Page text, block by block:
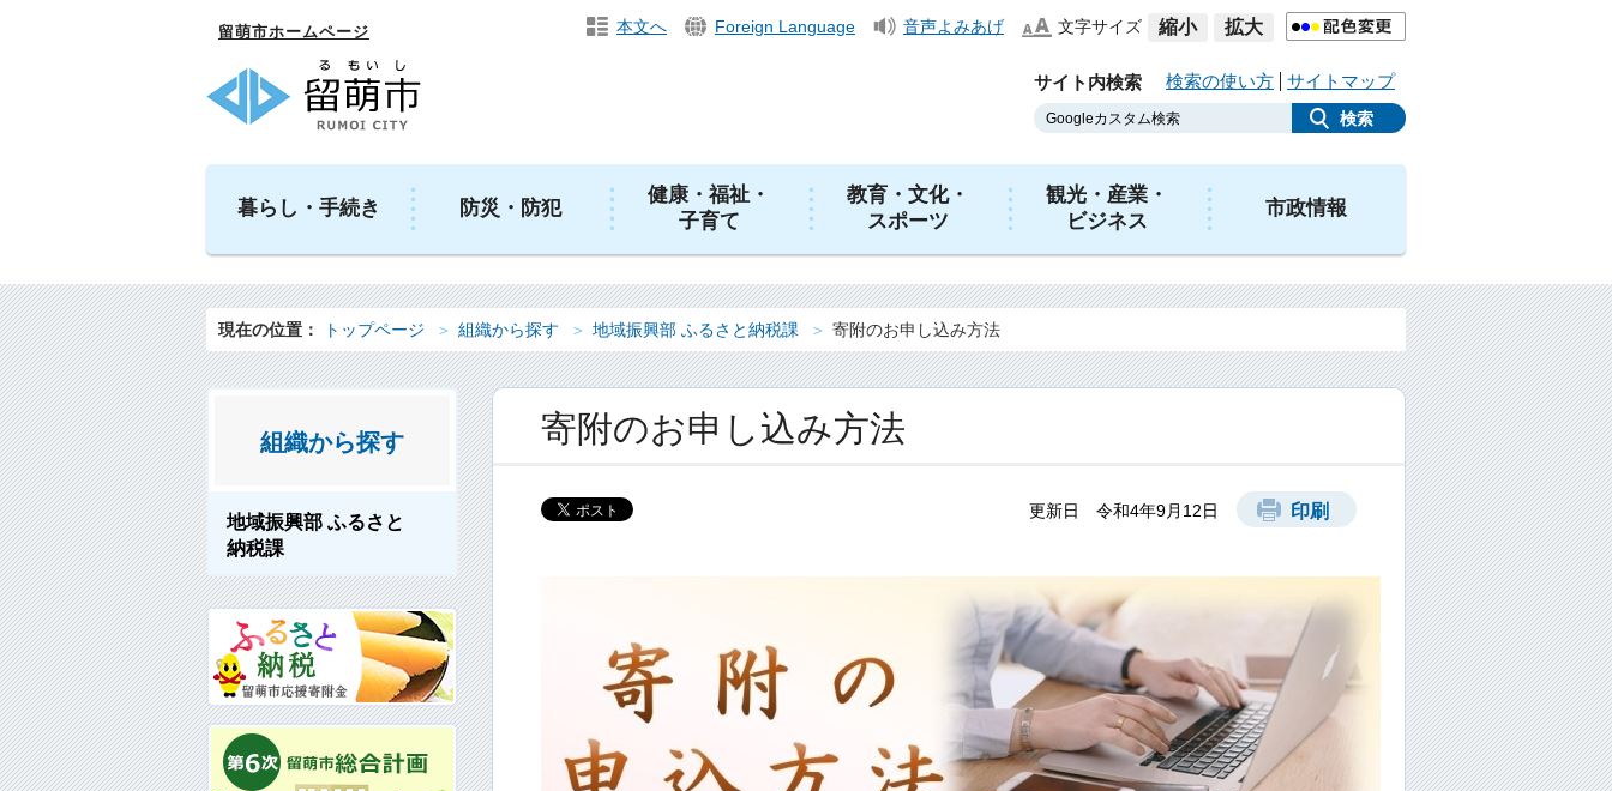
留萌市ホームページ 本文へ Foreign Language 音声よみあげ 文字サイズ 縮小 拡大
サイト内検索 検索の使い方 サイトマップ
暮らし・手続き 防災・防犯
健康・福祉・
子育て
教育・文化・
スポーツ
観光・産業・
ビジネス
市政情報
現在の位置： トップページ 組織から探す 地域振興部 ふるさと納税課 寄附のお申し込み方法
寄附のお申し込み方法
印刷
更新日 令和4年9月12日
組織から探す
地域振興部 ふるさと
納税課